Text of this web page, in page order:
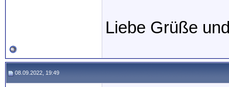
Liebe Grüße
08.09.2022, 19:49